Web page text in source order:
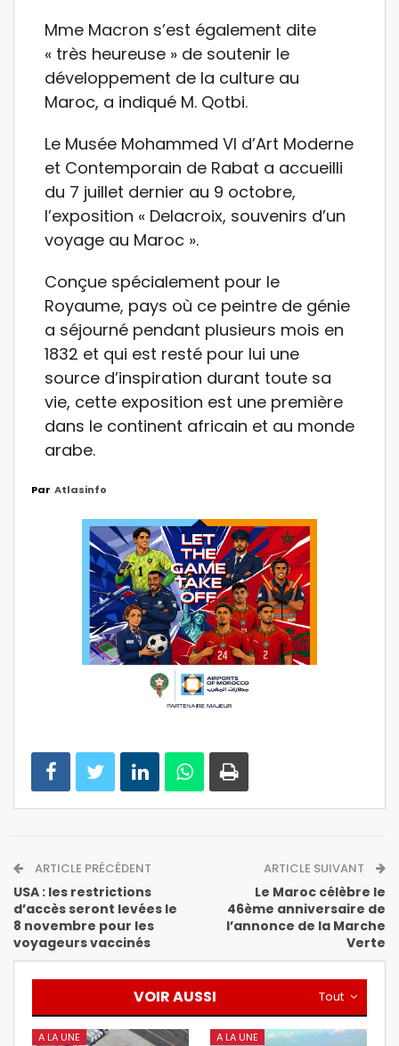
Mme Macron s’est également dite
« très heureuse » de soutenir le
développement de la culture au
Maroc, a indiqué M. Qotbi.
Le Musée Mohammed VI d’Art Moderne
et Contemporain de Rabat a accueilli
du 7 juillet dernier au 9 octobre,
l’exposition « Delacroix, souvenirs d’un
voyage au Maroc ».
Conçue spécialement pour le
Royaume, pays où ce peintre de génie
a séjourné pendant plusieurs mois en
1832 et qui est resté pour lui une
source d’inspiration durant toute sa
vie, cette exposition est une première
dans le continent africain et au monde
arabe.
Par Atlasinfo
ARTICLE PRÉCÉDENT
USA : les restrictions
d’accès seront levées le
8 novembre pour les
voyageurs vaccinés
ARTICLE SUIVANT
Le Maroc célèbre le
46ème anniversaire de
l’annonce de la Marche
Verte
Tout
VOIR AUSSI
A LA UNE A LA UNE